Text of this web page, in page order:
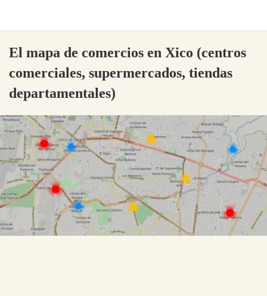
El mapa de comercios en Xico (centros
comerciales, supermercados, tiendas
departamentales)